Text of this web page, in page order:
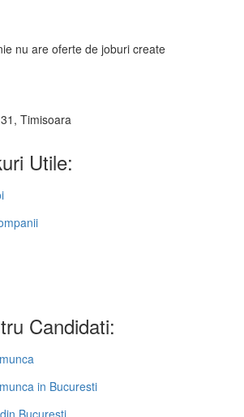
nu are oferte de joburi create
Timisoara
Utile:
Candidati:
in Bucuresti
Bucuresti